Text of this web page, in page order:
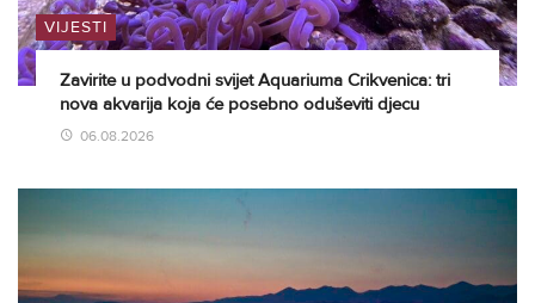
VIJESTI
Zavirite u podvodni svijet Aquariuma Crikvenica: tri
nova akvarija koja će posebno oduševiti djecu
06.08.2026